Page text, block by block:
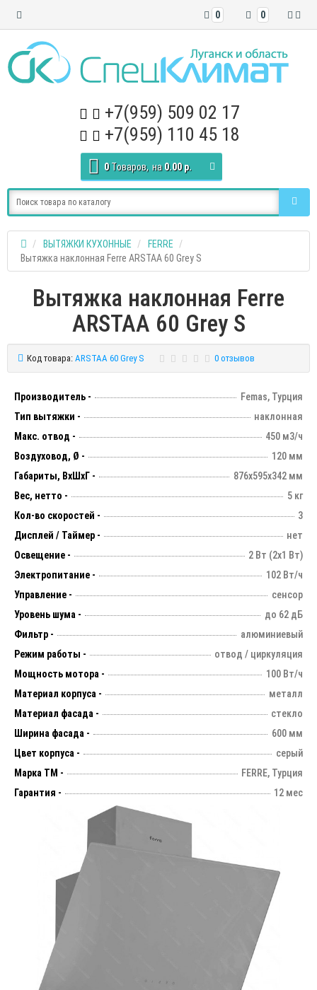
0
0
+7(959) 509 02 17
+7(959) 110 45 18
0 Tоваров, на 0.00 р.
ВЫТЯЖКИ КУХОННЫЕ
FERRE
Вытяжка наклонная Ferre ARSTAA 60 Grey S
Вытяжка наклонная Ferre
ARSTAA 60 Grey S
Код товара: ARSTAA 60 Grey S 0 отзывов
Производитель -
Femas, Турция
Тип вытяжки -
наклонная
Макс. отвод -
450 м3/ч
Воздуховод, Ø -
120 мм
Габариты, ВхШхГ -
876х595х342 мм
Вес, нетто -
5 кг
Кол-во скоростей -
3
Дисплей / Таймер -
нет
Освещение -
2 Вт (2х1 Вт)
Электропитание -
102 Вт/ч
Управление -
сенсор
Уровень шума -
до 62 дБ
Фильтр -
алюминиевый
Режим работы -
отвод / циркуляция
Мощность мотора -
100 Вт/ч
Материал корпуса -
металл
Материал фасада -
стекло
Ширина фасада -
600 мм
Цвет корпуса -
серый
Марка ТМ -
FERRE, Турция
Гарантия -
12 мес